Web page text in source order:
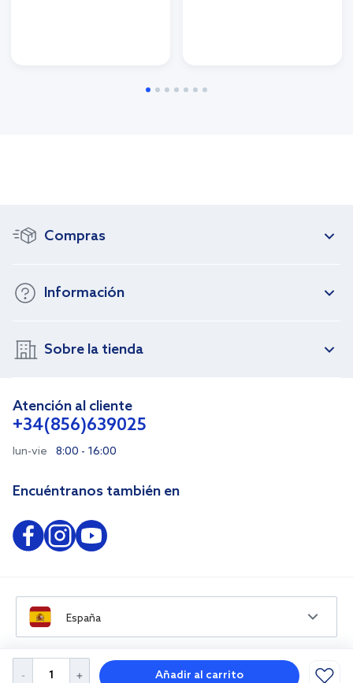
Añadir al carrito
Compras
Información
Sobre la tienda
Atención al cliente
+34(856)639025
lun-vie 8:00 - 16:00
Encuéntranos también en
España